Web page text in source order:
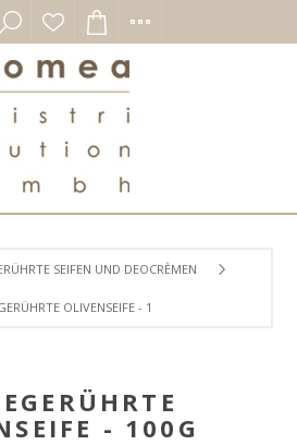
SEIFEN UND DEOCRÈMEN
OLIVENSEIFE - 100G
- 100G